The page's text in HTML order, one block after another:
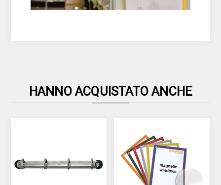
HANNO ACQUISTATO ANCHE